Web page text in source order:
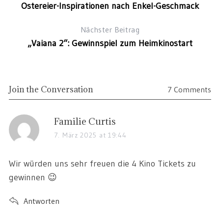
Ostereier-Inspirationen nach Enkel-Geschmack
Nächster Beitrag
„Vaiana 2“: Gewinnspiel zum Heimkinostart
Join the Conversation 7 Comments
Familie Curtis
7. März 2025 at 19:44
Wir würden uns sehr freuen die 4 Kino Tickets zu
gewinnen 😉
Antworten